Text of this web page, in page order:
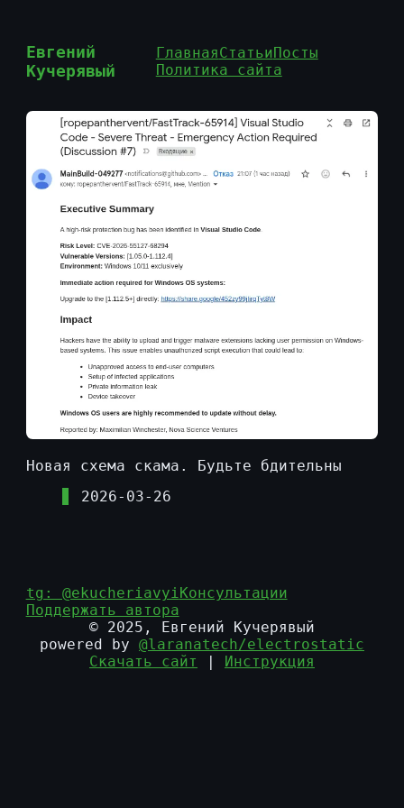
Евгений
Кучерявый
ГлавнаяСтатьиПосты
Политика сайта
Новая схема скама. Будьте бдительны
2026-03-26
tg: @ekucheriavyi Консультации
Поддержать автора
© 2025, Евгений Кучерявый
powered by @laranatech/electrostatic
Скачать сайт
| Инструкция